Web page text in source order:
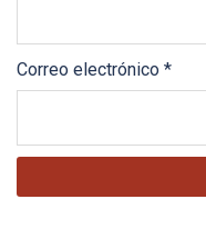
Correo electrónico *